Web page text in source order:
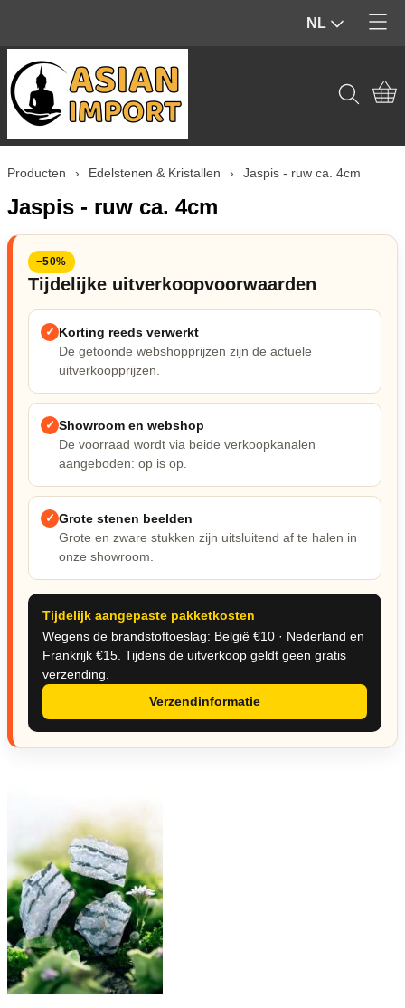
NL
Producten
Beelden & Sculpturen (Binnen)
Wierook & geur
Hout & Home Deco
Spiritueel & Ritueel
Nieuw & verwacht
Veilingen / Opbod
Mijn account
Producten › Edelstenen & Kristallen › Jaspis - ruw ca. 4cm
Jaspis - ruw ca. 4cm
−50%
Tijdelijke uitverkoopvoorwaarden
✓ Korting reeds verwerkt
De getoonde webshopprijzen zijn de actuele
uitverkoopprijzen.
✓ Showroom en webshop
De voorraad wordt via beide verkoopkanalen
aangeboden: op is op.
✓ Grote stenen beelden
Grote en zware stukken zijn uitsluitend af te halen in
onze showroom.
Tijdelijk aangepaste pakketkosten
Wegens de brandstoftoeslag: België €10 · Nederland en
Frankrijk €15. Tijdens de uitverkoop geldt geen gratis
verzending.
Verzendinformatie